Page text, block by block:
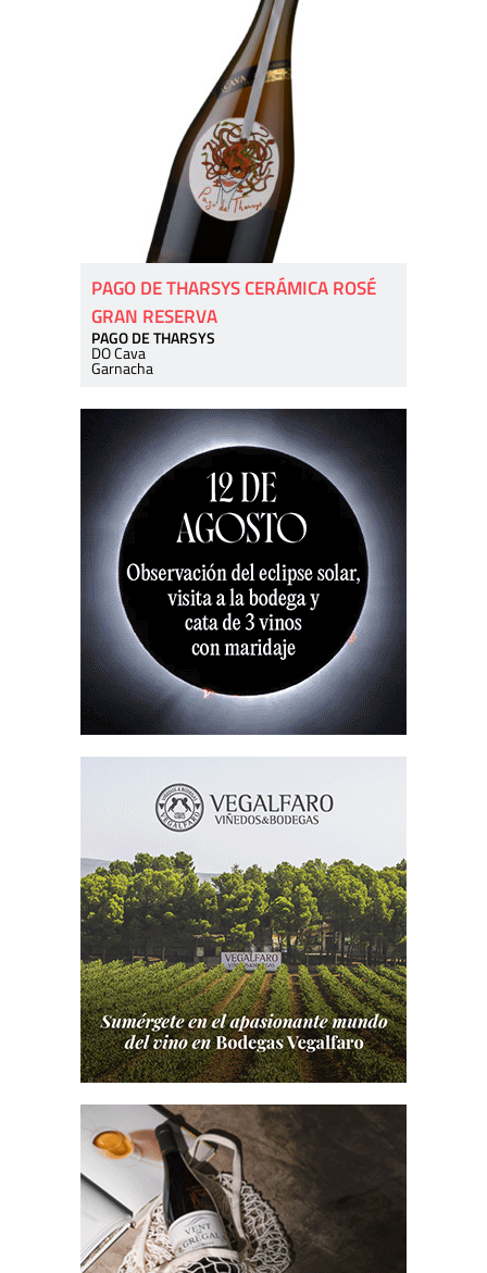
PAGO DE THARSYS CERÁMICA ROSÉ
GRAN RESERVA
PAGO DE THARSYS
DO Cava
Garnacha